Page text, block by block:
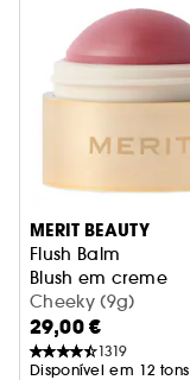
MERIT BEAUTY
Flush Balm
Blush em creme
Cheeky (9g)
29,00 €
1319
Disponível em 12 tons